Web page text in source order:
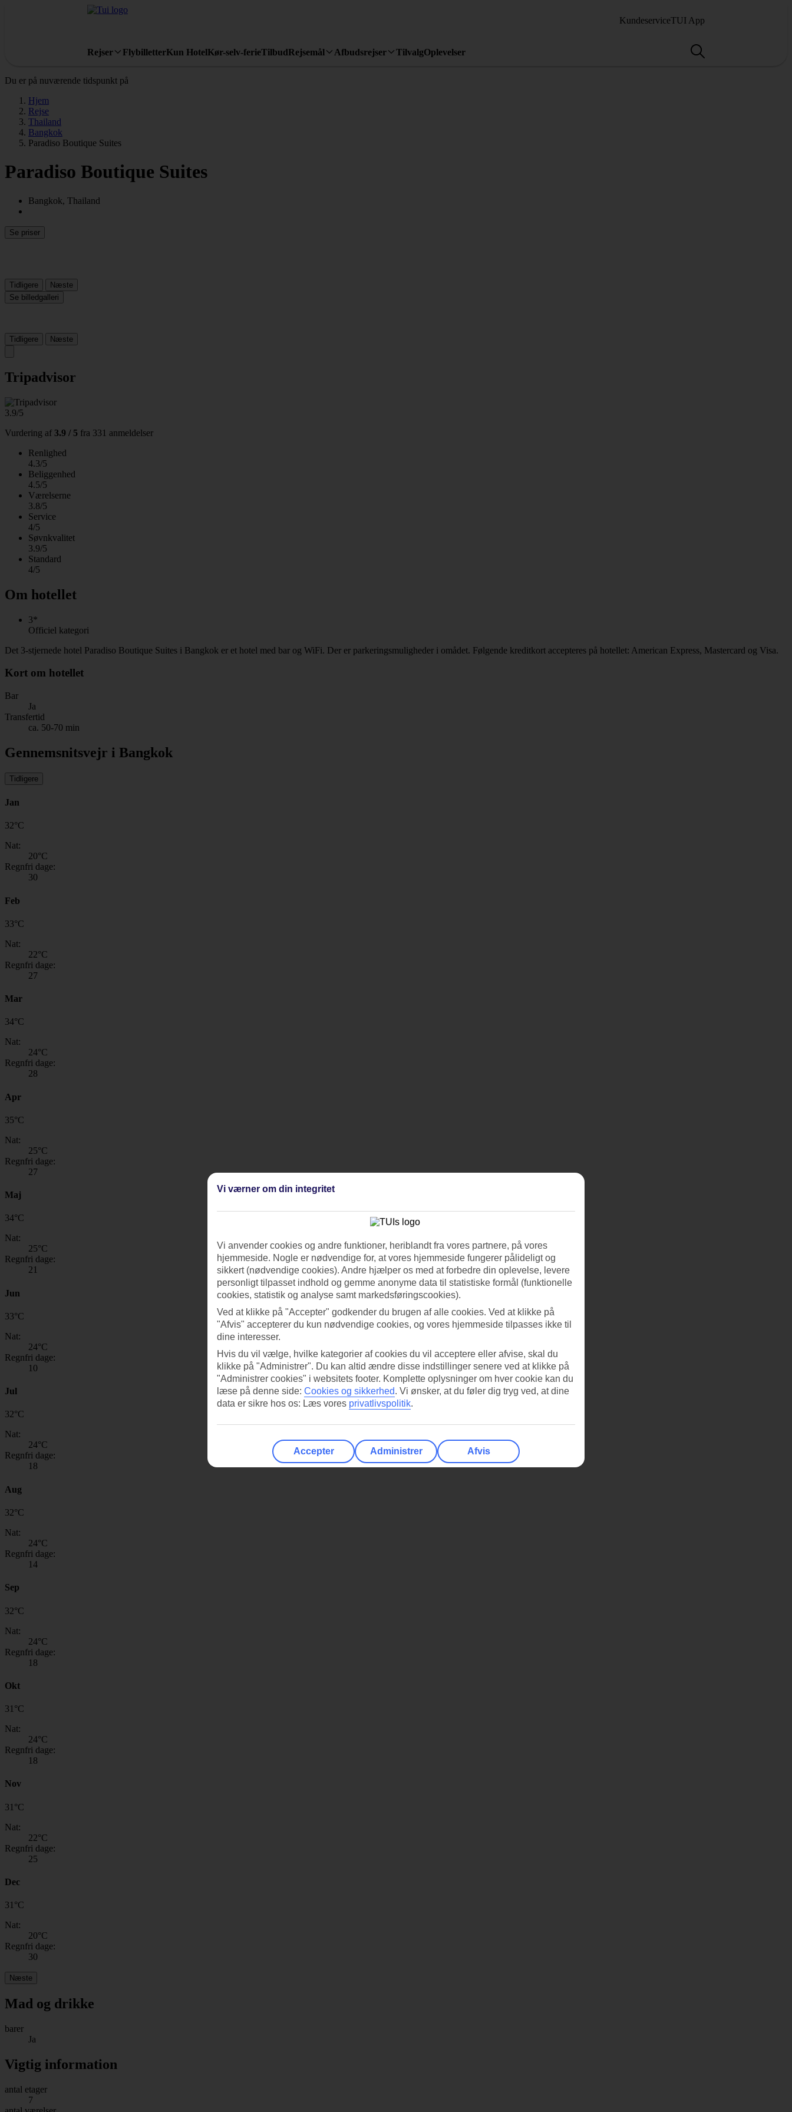
KundeserviceTUI App
Rejser FlybilletterKun HotelKør-selv-ferieTilbudRejsemål Afbudsrejser TilvalgOplevelser
Du er på nuværende tidspunkt på
Hjem
Rejse
Thailand
Bangkok
Paradiso Boutique Suites
Paradiso Boutique Suites
Bangkok, Thailand
Se priser
Tidligere
Næste
Se billedgalleri
Tidligere Næste
Tripadvisor
3.9/5
Vurdering af 3.9 / 5 fra 331 anmeldelser
Renlighed
4.3/5
Beliggenhed
4.5/5
Værelserne
3.8/5
Service
4/5
Søvnkvalitet
3.9/5
Standard
4/5
Om hotellet
3*
Officiel kategori
Det 3-stjernede hotel Paradiso Boutique Suites i Bangkok er et hotel med bar og WiFi. Der er parkeringsmuligheder i omådet. Følgende kreditkort accepteres på hotellet: American Express, Mastercard og Visa.
Kort om hotellet
Bar
Ja
Transfertid
ca. 50-70 min
Gennemsnitsvejr i Bangkok
Tidligere
Jan
32°C
Nat:
20°C
Regnfri dage:
30
Feb
33°C
Nat:
22°C
Regnfri dage:
27
Mar
34°C
Nat:
24°C
Regnfri dage:
28
Apr
35°C
Nat:
25°C
Regnfri dage:
27
Maj
34°C
Nat:
25°C
Regnfri dage:
21
Jun
33°C
Nat:
24°C
Regnfri dage:
10
Jul
32°C
Nat:
24°C
Regnfri dage:
18
Aug
32°C
Nat:
24°C
Regnfri dage:
14
Sep
32°C
Nat:
24°C
Regnfri dage:
18
Okt
31 °C
Nat:
24°C
Regnfri dage:
18
Nov
31 °C
Nat:
22°C
Regnfri dage:
25
Dec
31 °C
Nat:
20°C
Regnfri dage:
30
Næste
Mad og drikke
barer
Ja
Vigtig information
antal etager
7
Vi værner om din integritet
Vi anvender cookies og andre funktioner, heriblandt fra vores partnere, på vores
hjemmeside. Nogle er nødvendige for, at vores hjemmeside fungerer pålideligt og
sikkert (nødvendige cookies). Andre hjælper os med at forbedre din oplevelse, levere
personligt tilpasset indhold og gemme anonyme data til statistiske formål (funktionelle
cookies, statistik og analyse samt markedsføringscookies).
Ved at klikke på "Accepter" godkender du brugen af alle cookies. Ved at klikke på
"Afvis" accepterer du kun nødvendige cookies, og vores hjemmeside tilpasses ikke til
dine interesser.
Hvis du vil vælge, hvilke kategorier af cookies du vil acceptere eller afvise, skal du
klikke på "Administrer". Du kan altid ændre disse indstillinger senere ved at klikke på
"Administrer cookies" i websitets footer. Komplette oplysninger om hver cookie kan du
læse på denne side: Cookies og sikkerhed. Vi ønsker, at du føler dig tryg ved, at dine
data er sikre hos os: Læs vores privatlivspolitik.
Accepter Administrer Afvis